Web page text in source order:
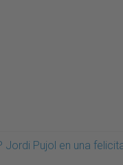
Jordi Pujol en una